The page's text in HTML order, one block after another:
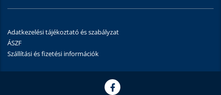
Adatkezelési tájékoztató és szabályzat
ÁSZF
Szállítási és fizetési információk